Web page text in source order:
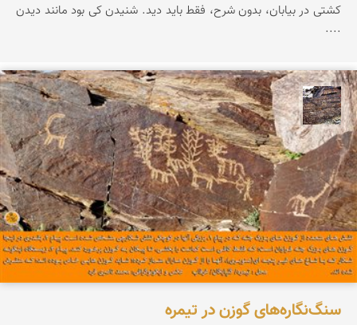
کشتی در بیابان، بدون شرح، فقط باید دید. شنیدن کی بود مانند دیدن
....
محمد ناصری فرد
سنگ‌نگاره‌های گوزن در تیمره